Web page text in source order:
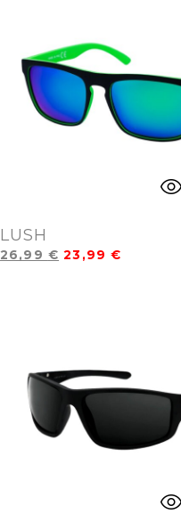
LUSH
26,99 € 23,99€